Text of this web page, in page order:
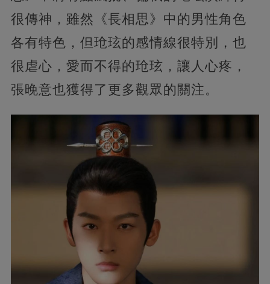
很傳神，雖然《長相思》中的男性角色
各有特色，但玱玹的感情線很特別，也
很虐心，愛而不得的玱玹，讓人心疼，
張晚意也獲得了更多觀眾的關注。